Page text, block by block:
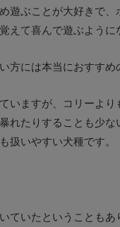
遊ぶことが大好きで、
えて喜んで遊ぶように
方には本当におすすめ
いますが、コリーよ
れたりすることも少
扱いやすい犬種です。
ていたということも